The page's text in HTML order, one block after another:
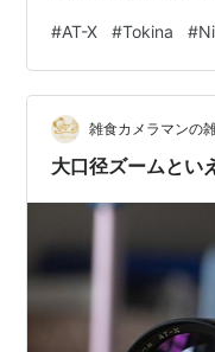
ーカスピーキングに
にピントを合わせる
なかに苦労しました
本番で正解を出さな
けて追い込んでいけ…
#AT-X #Tokina #
雑食カメラマンの
大口径ズームとい